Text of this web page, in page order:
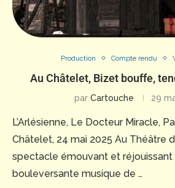
Production Compte rendu
Au Châtelet, Bizet bouffe,
par Cartouche 29
L’Arlésienne, Le Docteur Miracle,
Châtelet, 24 mai 2025 Au Théâtre
spectacle émouvant et réjouissant
bouleversante musique de …